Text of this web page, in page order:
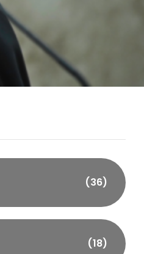
(36)
(18)